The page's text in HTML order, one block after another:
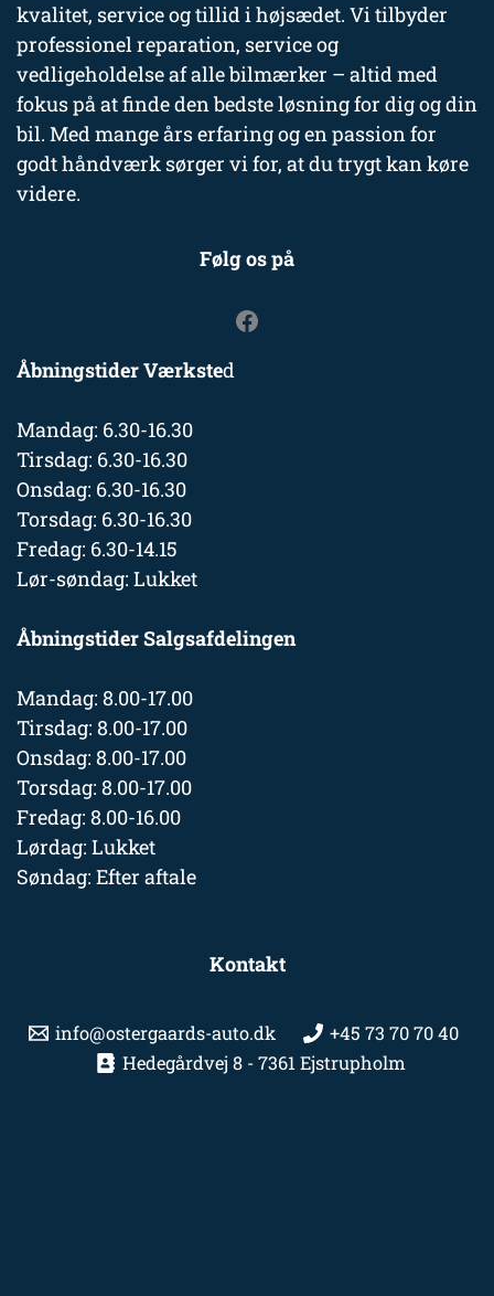
kvalitet, service og tillid i højsædet. Vi tilbyder
professionel reparation, service og
vedligeholdelse af alle bilmærker – altid med
fokus på at finde den bedste løsning for dig og din
bil. Med mange års erfaring og en passion for
godt håndværk sørger vi for, at du trygt kan køre
videre.
Følg os på
Åbningstider Værksted
Mandag: 6.30-16.30
Tirsdag: 6.30-16.30
Onsdag: 6.30-16.30
Torsdag: 6.30-16.30
Fredag: 6.30-14.15
Lør-søndag: Lukket
Åbningstider Salgsafdelingen
Mandag: 8.00-17.00
Tirsdag: 8.00-17.00
Onsdag: 8.00-17.00
Torsdag: 8.00-17.00
Fredag: 8.00-16.00
Lørdag: Lukket
Søndag: Efter aftale
Kontakt
info@ostergaards-auto.dk
+45 73 70 70 40
Hedegårdvej 8 - 7361 Ejstrupholm